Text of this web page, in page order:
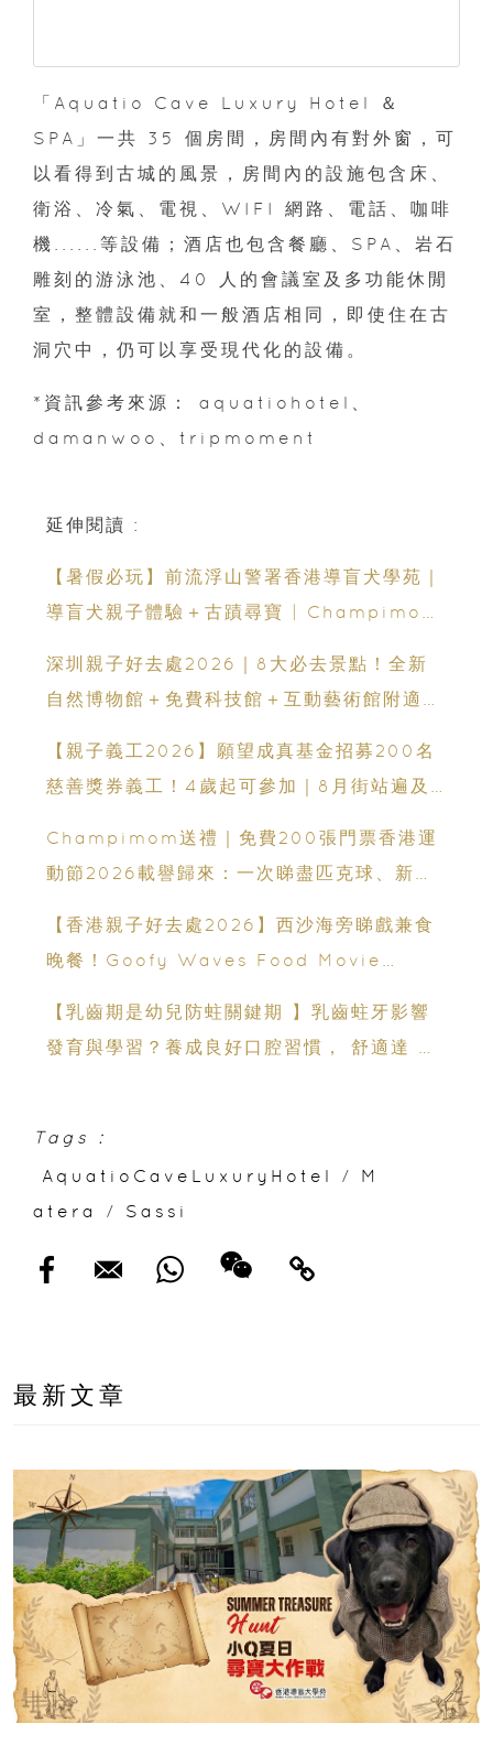
「Aquatio Cave Luxury Hotel ＆
SPA」一共 35 個房間，房間內有對外窗，可
以看得到古城的風景，房間內的設施包含床、
衛浴、冷氣、電視、WIFI 網路、電話、咖啡
機......等設備；酒店也包含餐廳、SPA、岩石
雕刻的游泳池、40 人的會議室及多功能休閒
室，整體設備就和一般酒店相同，即使住在古
洞穴中，仍可以享受現代化的設備。
*資訊參考來源： aquatiohotel、
damanwoo、tripmoment
延伸閱讀 :
【暑假必玩】前流浮山警署香港導盲犬學苑｜
導盲犬親子體驗＋古蹟尋寶 | Champimom
深圳親子好去處2026｜8大必去景點！全新
自然博物館＋免費科技館＋互動藝術館附適合
【親子義工2026】願望成真基金招募200名
慈善獎券義工！4歲起可參加｜8月街站遍及
Champimom送禮｜免費200張門票香港運
動節2026載譽歸來：一次睇盡匹克球、新興
【香港親子好去處2026】西沙海旁睇戲兼食
晚餐！Goofy Waves Food Movie
【乳齒期是幼兒防蛀關鍵期 】乳齒蛀牙影響
發育與學習？養成良好口腔習慣， 舒適達 強
Tags :
AquatioCaveLuxuryHotel
/
M
atera
/ Sassi
最新文章